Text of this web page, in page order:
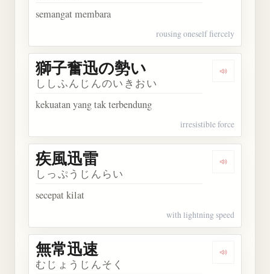
semangat membara
rousing oneself fiercely
Dengarkan
獅子奮迅の勢い
ししふんじんのいきおい
kekuatan yang tak terbendung
irresistible force
Dengarkan
疾風迅雷
しっぷうじんらい
secepat kilat
with lightning speed
Dengarkan
無常迅速
むじょうじんそく